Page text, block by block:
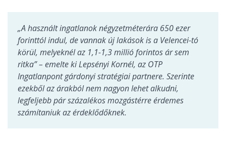
„A használt ingatlanok négyzetméterára 650 ezer
forinttól indul, de vannak új lakások is a Velencei-tó
körül, melyeknél az 1,1-1,3 millió forintos ár sem
ritka” – emelte ki Lepsényi Kornél, az OTP
Ingatlanpont gárdonyi stratégiai partnere. Szerinte
ezekből az árakból nem nagyon lehet alkudni,
legfeljebb pár százalékos mozgástérre érdemes
számítaniuk az érdeklődőknek.